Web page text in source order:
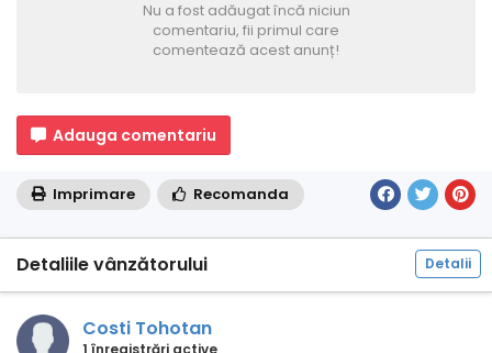
Nu a fost adăugat încă niciun
comentariu, fii primul care
comentează acest anunț!
Adauga comentariu
Imprimare Recomanda
Detaliile vânzătorului Detalii
Costi Tohotan
1 înregistrări active